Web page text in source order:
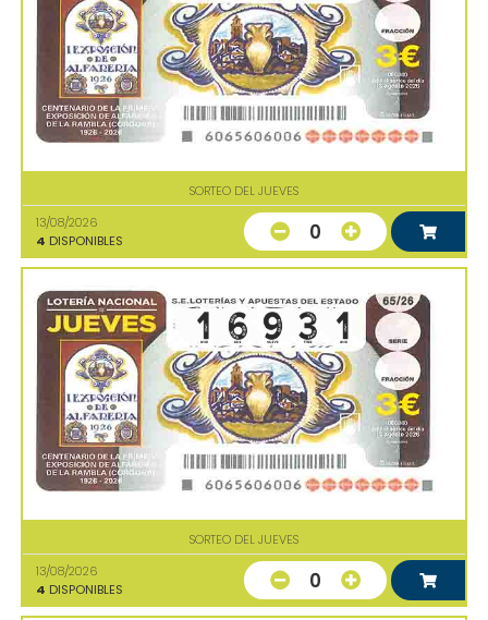
SORTEO DEL JUEVES
13/08/2026
4 DISPONIBLES 0
SORTEO DEL JUEVES
13/08/2026
4 DISPONIBLES 0